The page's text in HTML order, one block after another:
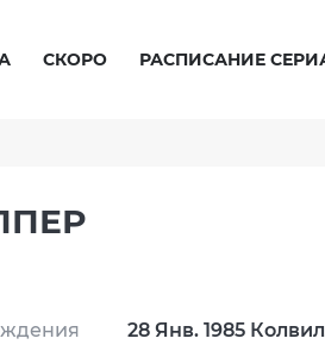
СКОРО РАСПИСАНИЕ
28 Янв. 1985